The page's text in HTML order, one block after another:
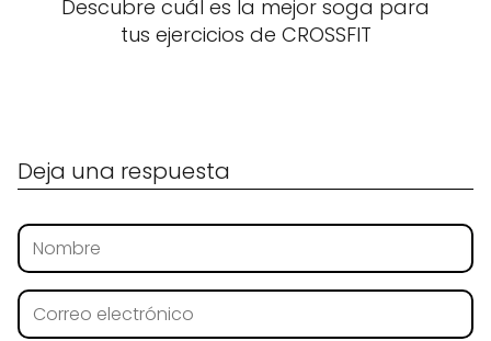
Descubre cuál es la mejor soga para
tus ejercicios de CROSSFIT
Deja una respuesta